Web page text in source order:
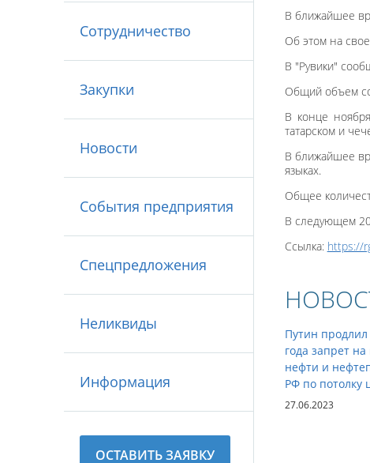
Сотрудничество
Закупки
Новости
События предприятия
Спецпредложения
Неликвиды
Информация
ОСТАВИТЬ ЗАЯВКУ
В ближайшее
Об этом на
В "Рувики"
Общий объем
В конце
татарском и
В ближайшее
языках.
Общее
В следующем
Ссылка: https://
Путин продлил
года запрет
нефти и
РФ по потолку
27.06.2023